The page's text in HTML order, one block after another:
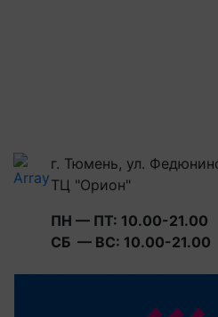
г. Тюмень, ул.
ТЦ "Орион"
ПН — ПТ: 10.00-21.00
СБ — ВС: 10.00-21.00